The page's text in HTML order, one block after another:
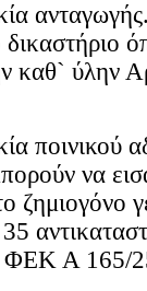
δικαστήριο
καθ` ύλην
να
ζημιογόνο
Α 165/